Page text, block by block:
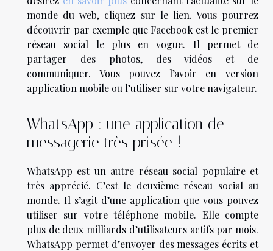
monde du web, cliquez sur le lien. Vous pourrez
découvrir par exemple que Facebook est le premier
réseau social le plus en vogue. Il permet de
partager des photos, des vidéos et de
communiquer. Vous pouvez l’avoir en version
application mobile ou l’utiliser sur votre navigateur.
WhatsApp : une application de
messagerie très prisée !
WhatsApp est un autre réseau social populaire et
très apprécié. C’est le deuxième réseau social au
monde. Il s’agit d’une application que vous pouvez
utiliser sur votre téléphone mobile. Elle compte
plus de deux milliards d’utilisateurs actifs par mois.
WhatsApp permet d’envoyer des messages écrits et